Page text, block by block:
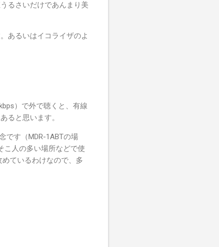
るさいだけであんまり美
あるいはイコライザのよ
）で外で聴くと、有線
ると思います。
です（MDR-1ABTの場
こ人の多い場所などで使
ているわけなので、多